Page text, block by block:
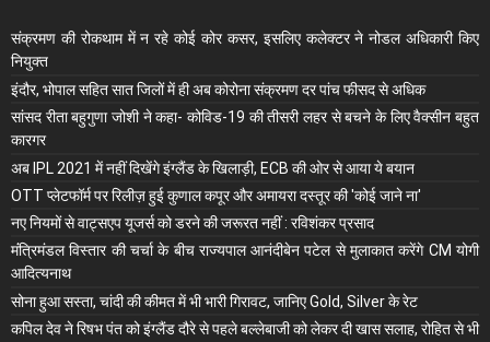
संक्रमण की रोकथाम में न रहे कोई कोर कसर, इसलिए कलेक्‍टर ने नोडल अधिकारी किए
नियुक्‍त
इंदौर, भोपाल सहित सात जिलों में ही अब कोरोना संक्रमण दर पांच फीसद से अधिक
सांसद रीता बहुगुणा जोशी ने कहा- कोविड-19 की तीसरी लहर से बचने के लिए वैक्सीन बहुत
कारगर
अब IPL 2021 में नहीं दिखेंगे इंग्लैंड के खिलाड़ी, ECB की ओर से आया ये बयान
OTT प्लेटफॉर्म पर रिलीज़ हुई कुणाल कपूर और अमायरा दस्तूर की 'कोई जाने ना'
नए नियमों से वाट्सएप यूजर्स को डरने की जरूरत नहीं : रविशंकर प्रसाद
मंंत्रिमंडल विस्तार की चर्चा के बीच राज्यपाल आनंदीबेन पटेल से मुलाकात करेंगे CM योगी
आदित्यनाथ
सोना हुआ सस्ता, चांदी की कीमत में भी भारी गिरावट, जानिए Gold, Silver के रेट
कपिल देव ने रिषभ पंत को इंग्लैंड दौरे से पहले बल्लेबाजी को लेकर दी खास सलाह, रोहित से भी